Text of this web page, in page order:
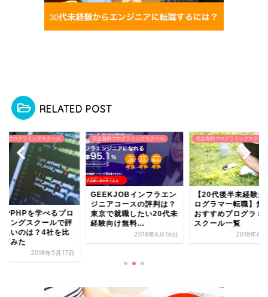
RELATED POST
料プログラミングスクール
インフラエン
アコースの評判は？
で就職したい20代未
向け無料...
2018年6月16日
完全無料プログラミングスクール
【20代後半未経験からプ
ログラマー転職】無料や
おすすめプログラミング
スクール一覧
2018年6月22日
完全無料プログラミングスクール
無料でPHPを学べる
グラミングスクール
判が良いのは？4社
較してみた